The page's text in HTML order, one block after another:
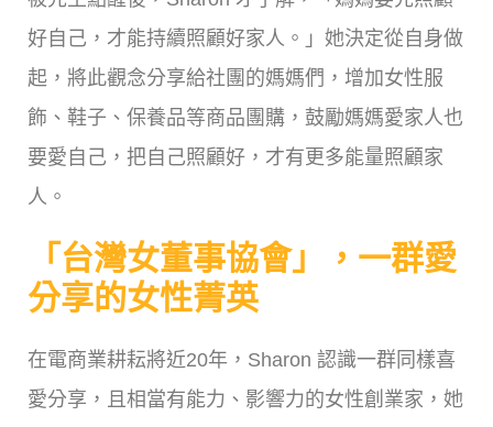
好自己，才能持續照顧好家人。」她決定從自身做
起，將此觀念分享給社團的媽媽們，增加女性服
飾、鞋子、保養品等商品團購，鼓勵媽媽愛家人也
要愛自己，把自己照顧好，才有更多能量照顧家
人。
「台灣女董事協會」，一群愛
分享的女性菁英
在電商業耕耘將近20年，Sharon 認識一群同樣喜
愛分享，且相當有能力、影響力的女性創業家，她